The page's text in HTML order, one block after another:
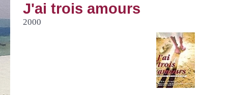
J'ai trois amours
2000